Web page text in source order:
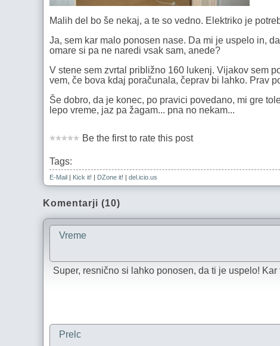
Malih del bo še nekaj, a te so vedno. Elektriko je
Ja, sem kar malo ponosen nase. Da mi je uspelo in,
omare si pa ne naredi vsak sam, anede?
V stene sem zvrtal približno 160 lukenj. Vijakov sem
vem, če bova kdaj poračunala, čeprav bi lahko. Prav
Še dobro, da je konec, po pravici povedano, mi gre
lepo vreme, jaz pa žagam... pna no nekam...
Be the first to rate this post
Tags:
E-Mail | Kick it! | DZone it! | del.icio.us
Komentarji (10)
Vreme
Super, resnično si lahko ponosen, da ti je uspelo! Kar
Prelc